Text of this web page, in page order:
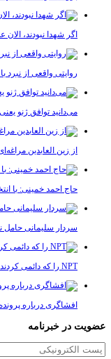
اگر شهدا نبودند،
روایتی واقعی از نبرد
می‌دانید توافق ژنو
از زین العابدین
حاج احمد خمینی: با
سردار سلیمانی حامل
NPT را که دائمی کردند گفتیم شما از شاه هم کمترید!
افشاگری درباره
عضویت در خبرنامه